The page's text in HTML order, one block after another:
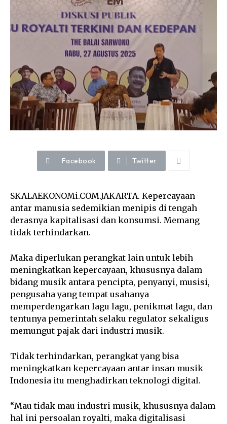
Facebook Twitter
SKALAEKONOMi.COM.JAKARTA. Kepercayaan
antar manusia sedemikian menipis di tengah
derasnya kapitalisasi dan konsumsi. Memang
tidak terhindarkan.
Maka diperlukan perangkat lain untuk lebih
meningkatkan kepercayaan, khususnya dalam
bidang musik antara pencipta, penyanyi, musisi,
pengusaha yang tempat usahanya
memperdengarkan lagu lagu, penikmat lagu, dan
tentunya pemerintah selaku regulator sekaligus
memungut pajak dari industri musik.
Tidak terhindarkan, perangkat yang bisa
meningkatkan kepercayaan antar insan musik
Indonesia itu menghadirkan teknologi digital.
“Mau tidak mau industri musik, khususnya dalam
hal ini persoalan royalti, maka digitalisasi